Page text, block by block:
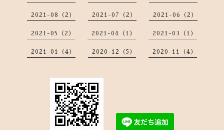
2021-08（2） 2021-07（2） 2021-06（2）
2021-05（2） 2021-04（1） 2021-03（1）
2021-01（4） 2020-12（5） 2020-11（4）